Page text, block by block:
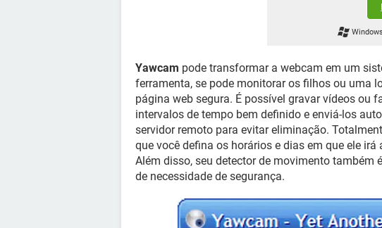
Yawcam pode transformar a webcam em um
ferramenta, se pode monitorar os filhos ou uma
página web segura. É possível gravar vídeos ou
intervalos de tempo bem definido e enviá-los
servidor remoto para evitar eliminação.
que você defina os horários e dias em que ele
Além disso, seu detector de movimento também
de necessidade de segurança.